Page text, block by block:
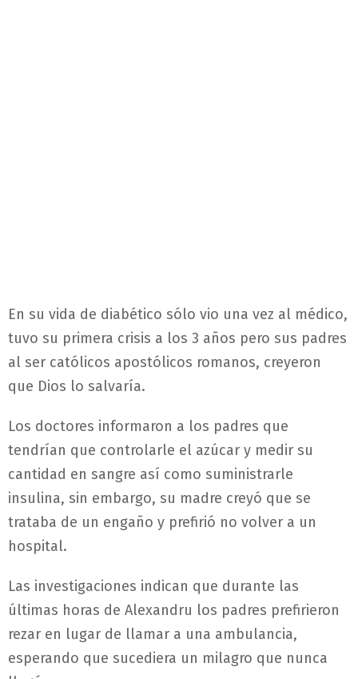
En su vida de diabético sólo vio una vez al médico,
tuvo su primera crisis a los 3 años pero sus padres
al ser católicos apostólicos romanos, creyeron
que Dios lo salvaría.
Los doctores informaron a los padres que
tendrían que controlarle el azúcar y medir su
cantidad en sangre así como suministrarle
insulina, sin embargo, su madre creyó que se
trataba de un engaño y prefirió no volver a un
hospital.
Las investigaciones indican que durante las
últimas horas de Alexandru los padres prefirieron
rezar en lugar de llamar a una ambulancia,
esperando que sucediera un milagro que nunca